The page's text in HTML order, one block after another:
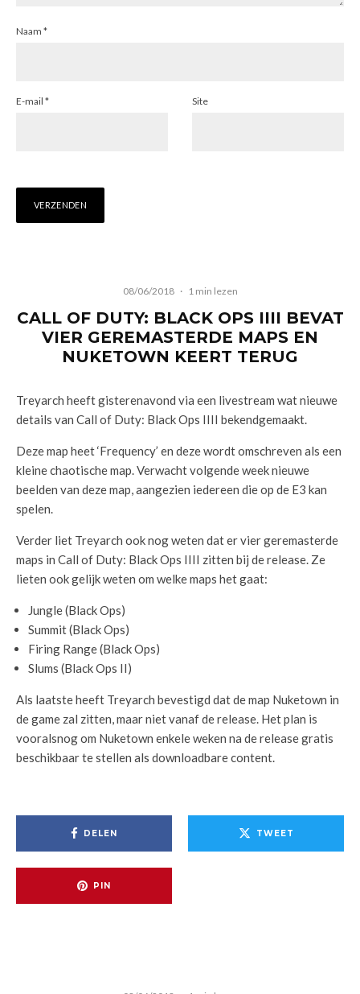
Naam *
E-mail * Site
08/06/2018 · 1 min lezen
CALL OF DUTY: BLACK OPS IIII BEVAT
VIER GEREMASTERDE MAPS EN
NUKETOWN KEERT TERUG
Treyarch heeft gisterenavond via een livestream wat nieuwe
details van Call of Duty: Black Ops IIII bekendgemaakt.
Deze map heet ‘Frequency’ en deze wordt omschreven als een
kleine chaotische map. Verwacht volgende week nieuwe
beelden van deze map, aangezien iedereen die op de E3 kan
spelen.
Verder liet Treyarch ook nog weten dat er vier geremasterde
maps in Call of Duty: Black Ops IIII zitten bij de release. Ze
lieten ook gelijk weten om welke maps het gaat:
Jungle (Black Ops)
Summit (Black Ops)
Firing Range (Black Ops)
Slums (Black Ops II)
Als laatste heeft Treyarch bevestigd dat de map Nuketown in
de game zal zitten, maar niet vanaf de release. Het plan is
vooralsnog om Nuketown enkele weken na de release gratis
beschikbaar te stellen als downloadbare content.
DELEN TWEET
PIN